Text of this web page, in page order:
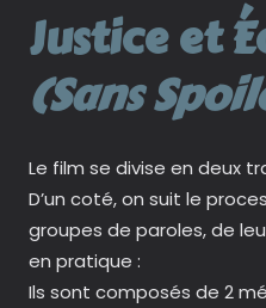
Justice et
(Sans
Le film se divise en deux
D’un coté, on suit le
groupes de paroles, de
en pratique :
Ils sont composés de 2